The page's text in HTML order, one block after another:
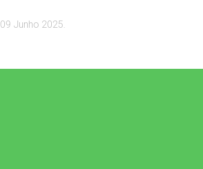
09 Junho 2025.